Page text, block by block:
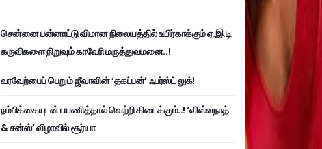
சென்னை பன்னாட்டு விமான நிலையத்தில் உயிர்காக்கும் ஏ.இ.டி
கருவிகளை நிறுவும் காவேரி மருத்துவமனை..!
வரவேற்பைப் பெறும் ஜீவாவின் ‘தகப்பன்’ ஃபர்ஸ்ட் லுக்!
நம்பிக்கையுடன் பயணித்தால் வெற்றி கிடைக்கும்..! ‘விஸ்வநாத்
& சன்ஸ்’ விழாவில் சூர்யா